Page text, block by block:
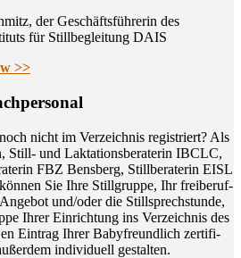
der Geschäftsführerin des
für Stillbegleitung DAIS
>>
nicht im Ver­zeich­nis regis­triert? Als
Still- und Lak­ta­ti­ons­be­ra­te­rin IBCLC,
FBZ Bens­berg, Still­be­ra­te­rin EISL
Sie Ihre Still­grup­pe, Ihr frei­be­ruf­
und/oder die Still­sprech­stun­de,
Ihrer Ein­rich­tung ins Ver­zeich­nis des
Ein­trag Ihrer Baby­freund­lich zer­ti­fi­
indi­vi­du­ell gestalten.